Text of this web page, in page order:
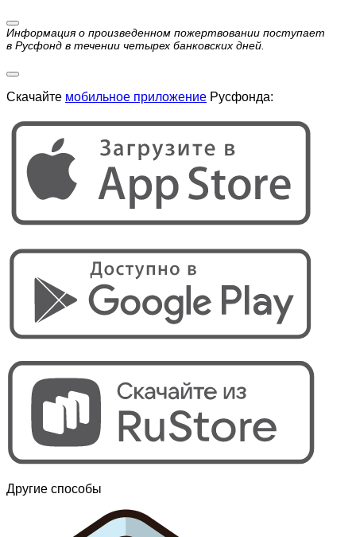
Информация о произведенном пожертвовании поступает
в Русфонд в течении четырех банковских дней.
Скачайте мобильное приложение Русфонда:
Другие способы